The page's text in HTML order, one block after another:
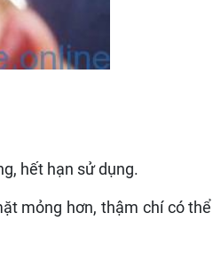
hết hạn sử dụng.
mỏng hơn, thậm chí có thể